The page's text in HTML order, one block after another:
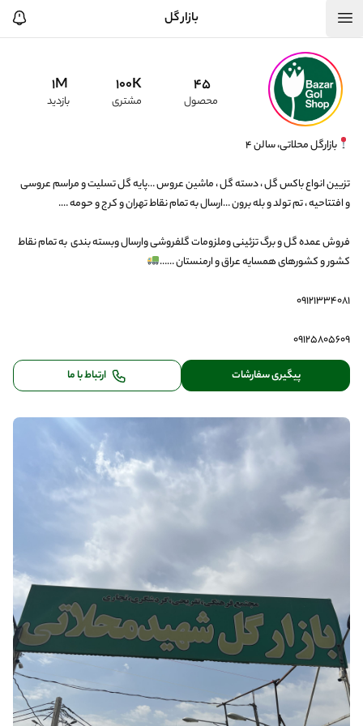
بازار گل
45
محصول
100K
مشتری
1M
بازدید
بازارگل محلاتی، سالن ۴
تزیین انواع باکس گل ، دسته گل ، ماشین عروس …پایه گل تسلیت و مراسم عروسی
فروش عمده گل و برگ تزئینی وملزومات گلفروشی وارسال وبسته بندی  به تمام نقاط
کشور و کشورهای همسایه عراق و ارمنستان ……
۰۹۱۲۵۸۰۵۶۰۹
پیگیری سفارشات ارتباط با ما